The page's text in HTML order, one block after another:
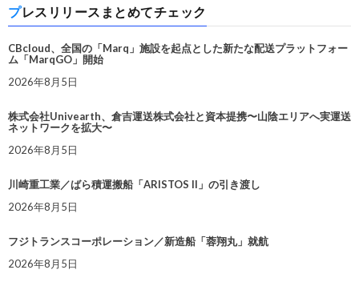
プレスリリースまとめてチェック
CBcloud、全国の「Marq」施設を起点とした新たな配送プラットフォー
ム「MarqGO」開始
2026年8月5日
株式会社Univearth、倉吉運送株式会社と資本提携〜山陰エリアへ実運送
ネットワークを拡大〜
2026年8月5日
川崎重工業／ばら積運搬船「ARISTOS II」の引き渡し
2026年8月5日
フジトランスコーポレーション／新造船「蓉翔丸」就航
2026年8月5日